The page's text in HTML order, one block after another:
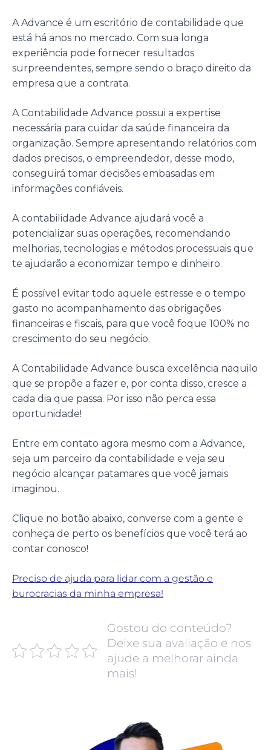
A Advance é um escritório de contabilidade que
está há anos no mercado. Com sua longa
experiência pode fornecer resultados
surpreendentes, sempre sendo o braço direito da
empresa que a contrata.
A Contabilidade Advance possui a expertise
necessária para cuidar da saúde financeira da
organização. Sempre apresentando relatórios com
dados precisos, o empreendedor, desse modo,
conseguirá tomar decisões embasadas em
informações confiáveis.
A contabilidade Advance ajudará você a
potencializar suas operações, recomendando
melhorias, tecnologias e métodos processuais que
te ajudarão a economizar tempo e dinheiro.
É possível evitar todo aquele estresse e o tempo
gasto no acompanhamento das obrigações
financeiras e fiscais, para que você foque 100% no
crescimento do seu negócio.
A Contabilidade Advance busca excelência naquilo
que se propõe a fazer e, por conta disso, cresce a
cada dia que passa. Por isso não perca essa
oportunidade!
Entre em contato agora mesmo com a Advance,
seja um parceiro da contabilidade e veja seu
negócio alcançar patamares que você jamais
imaginou.
Clique no botão abaixo, converse com a gente e
conheça de perto os benefícios que você terá ao
contar conosco!
Preciso de ajuda para lidar com a gestão e
burocracias da minha empresa!
Gostou do conteúdo?
Deixe sua avaliação e nos
ajude a melhorar ainda
mais!